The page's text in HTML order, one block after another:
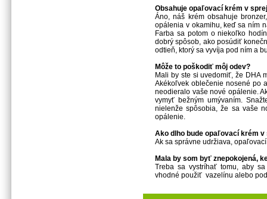
Obsahuje opaľovací krém v
Áno, náš krém obsahuje
opálenia v okamihu, keď sa ním
Farba sa potom o niekoľko
dobrý spôsob, ako posúdiť
odtieň, ktorý sa vyvíja pod ním a
Môže to poškodiť môj odev?
Mali by ste si uvedomiť, že DHA
Akékoľvek oblečenie nosené po
neodieralo vaše nové opálenie.
vymyť bežným umývaním.
nielenže spôsobia, že sa vaše
opálenie.
Ako dlho bude opaľovací krém
Ak sa správne udržiava,
Mala by som byť znepokojená,
Treba sa vystríhať tomu, aby
vhodné použiť vazelínu alebo